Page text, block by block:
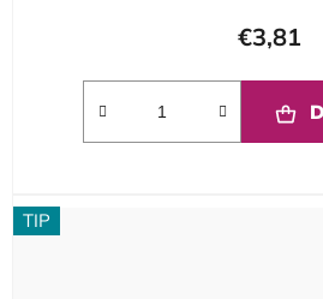
€3,81
TIP